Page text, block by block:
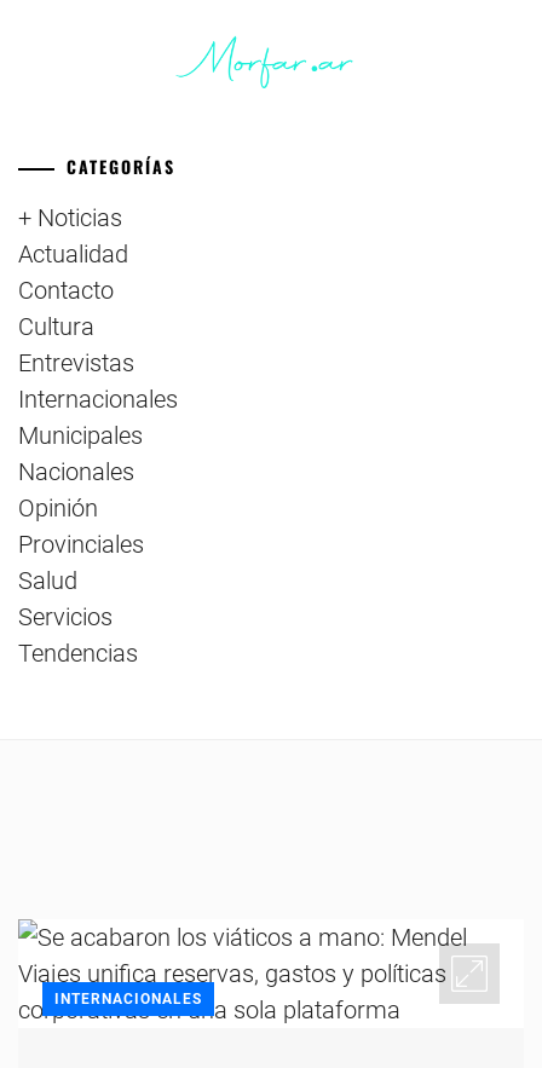
CATEGORÍAS
+ Noticias
Actualidad
Contacto
Cultura
Entrevistas
Internacionales
Municipales
Nacionales
Opinión
Provinciales
Salud
Servicios
Tendencias
INTERNACIONALES